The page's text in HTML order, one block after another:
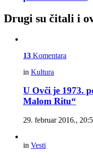
Drugi su čitali i
13 Komentara
in Kultura
U Ovči je 1973.
Malom Ritu“
29. februar 2016.,
in Vesti